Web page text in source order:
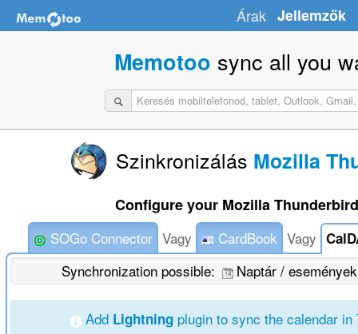
Árak Jellemzők
Memotoo sync all you
Szinkronizálás Mozilla
Configure your Mozilla
SOGo Connector Vagy CardBook Vagy
Synchronization possible: Naptár /
Add Lightning plugin to sync the calendar in